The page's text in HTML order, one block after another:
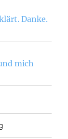
Danke.
mich